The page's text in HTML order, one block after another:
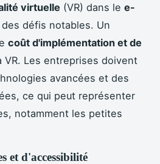
virtuelle (VR) dans le e-
défis notables. Un
coût d'implémentation et de
VR. Les entreprises doivent
avancées et des
ce qui peut représenter
notamment les petites
et d'accessibilité